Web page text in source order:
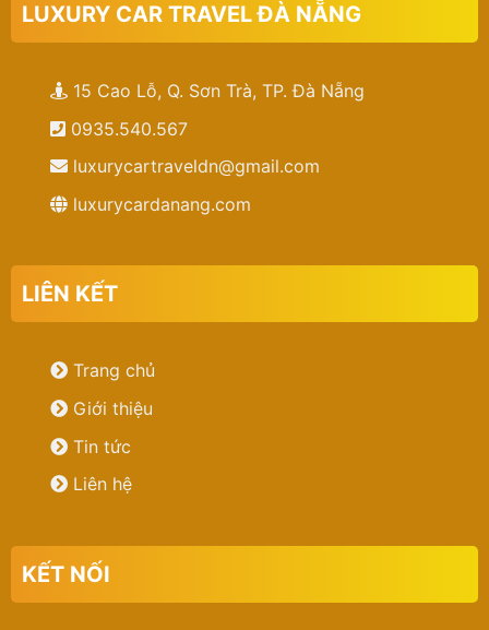
LUXURY CAR TRAVEL ĐÀ NẴNG
15 Cao Lỗ, Q. Sơn Trà, TP. Đà Nẵng
0935.540.567
luxurycartraveldn@gmail.com
luxurycardanang.com
LIÊN KẾT
Trang chủ
Giới thiệu
Tin tức
Liên hệ
KẾT NỐI